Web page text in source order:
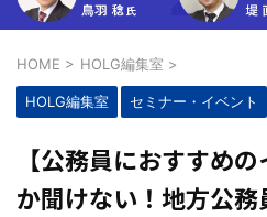
HOME > HOLG編集室 >
HOLG編集室 セミナー・イベント
【公務員におすすめ
か聞けない！地方公